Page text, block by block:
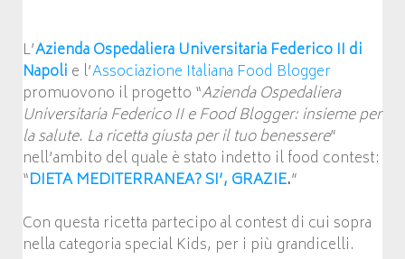
L’Azienda Ospedaliera Universitaria Federico II di
Napoli e l’Associazione Italiana Food Blogger
promuovono il progetto “Azienda Ospedaliera
Universitaria Federico II e Food Blogger: insieme per
la salute. La ricetta giusta per il tuo benessere”
nell’ambito del quale è stato indetto il food contest:
“DIETA MEDITERRANEA? SI’, GRAZIE.”
Con questa ricetta partecipo al contest di cui sopra
nella categoria special Kids, per i più grandicelli.